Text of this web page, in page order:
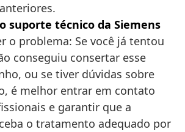
suporte técnico da Siemens
o problema: Se você já tentou
conseguiu consertar esse
ou se tiver dúvidas sobre
é melhor entrar em contato
e garantir que a
o tratamento adequado por